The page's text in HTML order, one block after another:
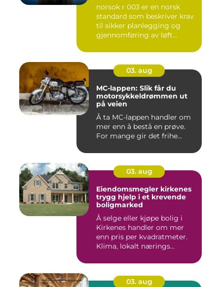
norsok r 003 er en norsk
standard som beskriver krav
til sikker planlegging og
gjennomføring av løft...
03. aug
MC-lappen: Slik får du
motorsykkeldrømmen ut
på veien
Å ta MC-lappen handler om
mer enn å bestå en prøve.
For mange gir det frihe...
03. aug
Eiendomsmegler kirkenes
trygg hjelp i et krevende
boligmarked
Å selge eller kjøpe bolig i
Kirkenes handler om mer
enn pris per kvadratmeter.
Klima, lokalt nærings...
03. aug